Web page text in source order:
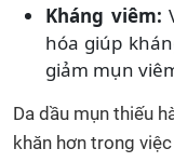
Kháng viêm:
hóa giúp
giảm mụn
Da dầu mụn thiếu
khăn hơn trong